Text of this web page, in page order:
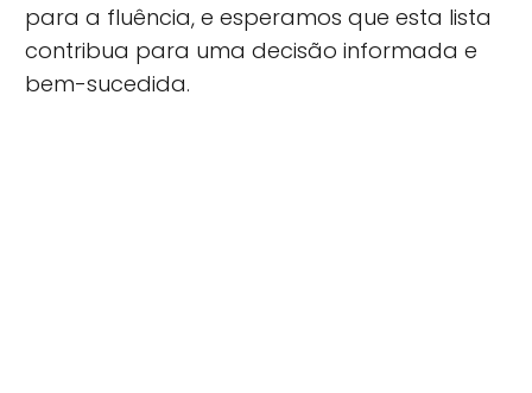
para a fluência, e esperamos que esta lista
contribua para uma decisão informada e
bem-sucedida.